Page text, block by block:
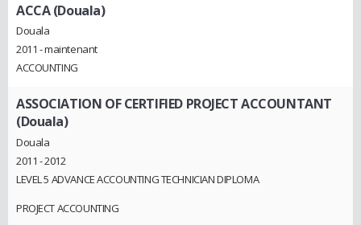
ACCA (Douala)
Douala
2011 - maintenant
ACCOUNTING
ASSOCIATION OF CERTIFIED PROJECT ACCOUNTANT
(Douala)
Douala
2011 - 2012
LEVEL 5 ADVANCE ACCOUNTING TECHNICIAN DIPLOMA
PROJECT ACCOUNTING